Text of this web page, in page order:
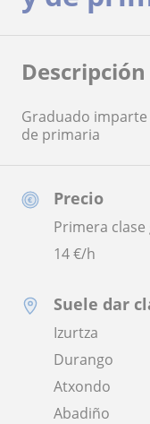
Precio
Primera clase
14€/h
Suele dar
Izurtza
Durango
Atxondo
Abadiño
Graduado imparte
de primaria